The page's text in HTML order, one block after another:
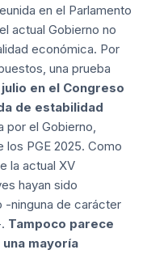
en el Parlamento
actual Gobierno no
económica. Por
una prueba
en el Congreso
de estabilidad
por el Gobierno,
los PGE 2025. Como
la actual XV
hayan sido
-ninguna de carácter
Tampoco parece
mayoría